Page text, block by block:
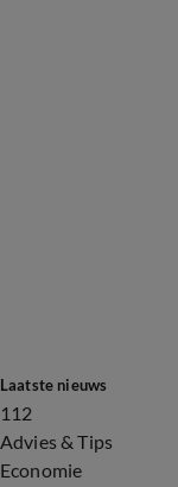
Laatste nieuws
112
Advies & Tips
Economie